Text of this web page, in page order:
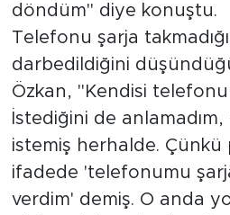
döndüm" diye konuştu.
Telefonu şarja
darbedildiğini
Özkan, "Kendisi
İstediğini de
istemiş herhalde. Çünkü
ifadede 'telefonumu
verdim' demiş. O anda